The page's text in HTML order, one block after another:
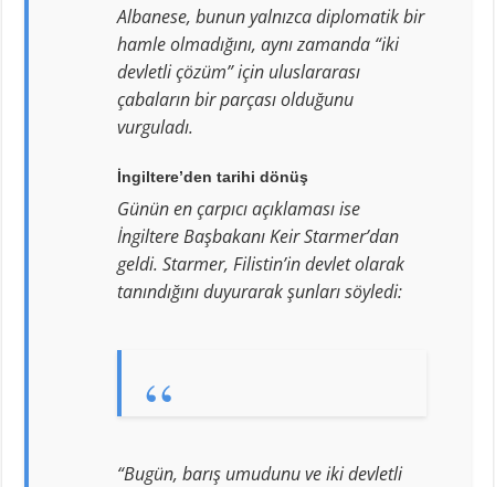
Albanese, bunun yalnızca diplomatik bir
hamle olmadığını, aynı zamanda “iki
devletli çözüm” için uluslararası
çabaların bir parçası olduğunu
vurguladı.
İngiltere’den tarihi dönüş
Günün en çarpıcı açıklaması ise
İngiltere Başbakanı Keir Starmer’dan
geldi. Starmer, Filistin’in devlet olarak
tanındığını duyurarak şunları söyledi:
“Bugün, barış umudunu ve iki devletli